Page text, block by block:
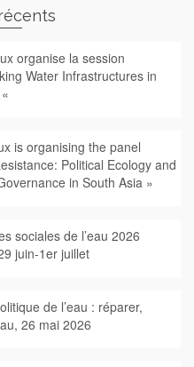
organise la session
Water Infrastructures in
is organising the panel
Political Ecology and
in South Asia »
sociales de l’eau 2026
juin-1er juillet
de l’eau : réparer,
26 mai 2026